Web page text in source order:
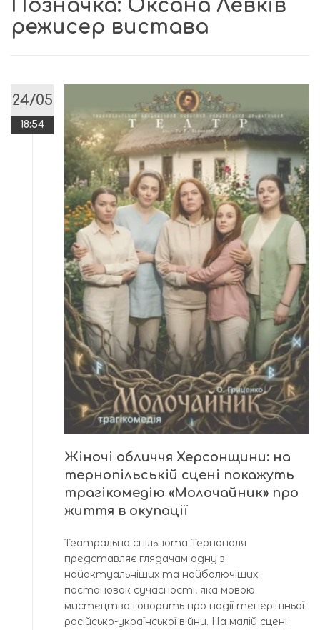
Позначка: Оксана Левків
режисер вистава
24/05
18:54
Жіночі обличчя Херсонщини: на
тернопільській сцені покажуть
трагікомедію «Молочайник» про
життя в окупації
Театральна спільнота Тернополя
представляє глядачам одну з
найактуальніших та найболючіших
постановок сучасності, яка мовою
мистецтва говорить про події теперішньої
російсько-української війни. На малій сцені